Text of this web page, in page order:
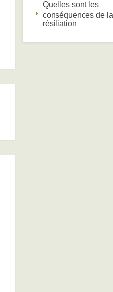
Quelles sont les
conséquences de la
résiliation